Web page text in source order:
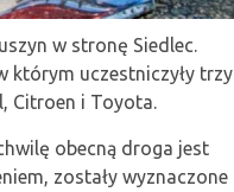
w stronę Siedlec.
którym uczestniczyły trzy
Citroen i Toyota.
obecną droga jest
zostały wyznaczone